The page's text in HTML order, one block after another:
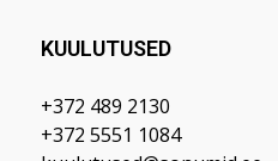
KUULUTUSED
+372 489 2130
+372 5551 1084